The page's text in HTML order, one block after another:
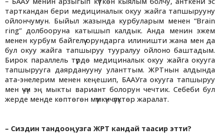
тарткандан бери медициналык окуу жайга тапшырууну
ойлончумун. Быйыл жазында курбуларым менен “Brain
ring” долбооруна катышып калдык. Анда менин эжем
менен курбум байгелүү орундарга илиништи жана мен да
бул окуу жайга тапшыруу тууралуу ойлоно баштадым.
Бирок параллель түрдө медициналык окуу жайга окууга
тапшырууга даярданууну уланттым. ЖРТнын алдында
ата-энелерим менен кеңешип, БААУга окууга тапшыруу
мен үчүн эң мыкты вариант болорун чечтик. Себеби бул
жерде менде көптөгөн мүмкүнчүлүктөр жаралат.
– Сиздин тандооңузга ЖРТ кандай таасир этти?